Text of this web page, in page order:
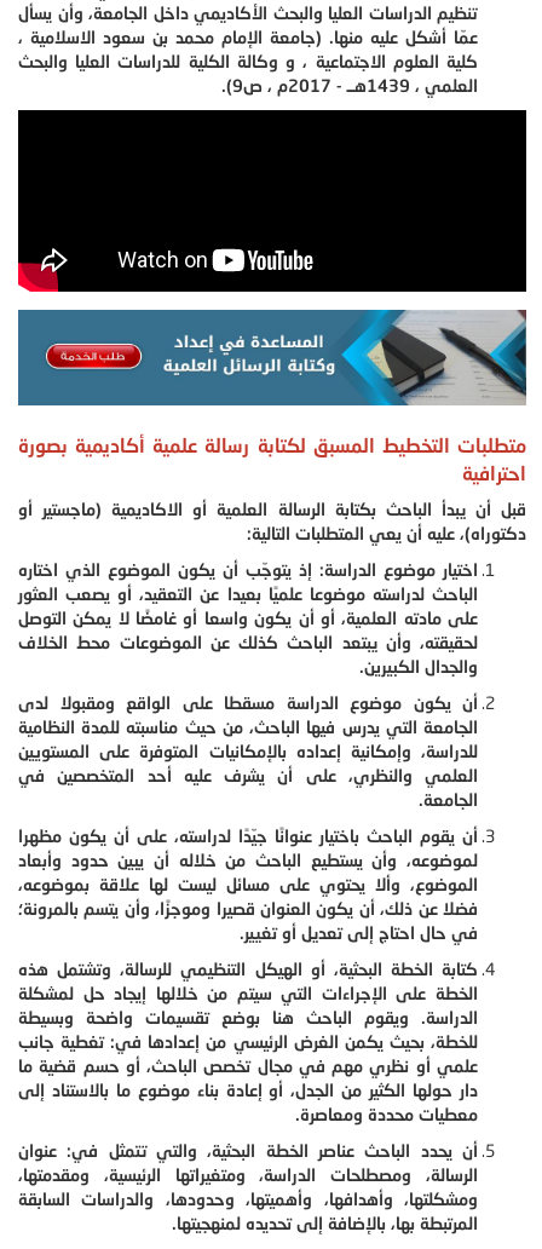
تنظيم الدراسات العليا والبحث الأكاديمي داخل الجامعة، وأن يسأل
عمّا أشكل عليه منها. (جامعة الإمام محمد بن سعود الاسلامية ،
كلية العلوم الاجتماعية ، و وكالة الكلية للدراسات العليا والبحث
العلمي ، 1439هــ - 2017م ، ص9).
متطلبات التخطيط المسبق لكتابة رسالة علمية أكاديمية بصورة
احترافية
قبل أن يبدأ الباحث بكتابة الرسالة العلمية أو الاكاديمية (ماجستير أو
دكتوراه)، عليه أن يعي المتطلبات التالية:
اختيار موضوع الدراسة: إذ يتوجّب أن يكون الموضوع الذي اختاره
الباحث لدراسته موضوعا علميًا بعيدا عن التعقيد، أو يصعب العثور
على مادته العلمية، أو أن يكون واسعا أو غامضًا لا يمكن التوصل
لحقيقته، وأن يبتعد الباحث كذلك عن الموضوعات محط الخلاف
والجدال الكبيرين.
أن يكون موضوع الدراسة مسقطا على الواقع ومقبولا لدى
الجامعة التي يدرس فيها الباحث، من حيث مناسبته للمدة النظامية
للدراسة، وإمكانية إعداده بالإمكانيات المتوفرة على المستويين
العلمي والنظري، على أن يشرف عليه أحد المتخصصين في
الجامعة.
أن يقوم الباحث باختيار عنوانًا جيّدًا لدراسته، على أن يكون مظهرا
لموضوعه، وأن يستطيع الباحث من خلاله أن يبين حدود وأبعاد
الموضوع، وألا يحتوي على مسائل ليست لها علاقة بموضوعه،
فضلا عن ذلك، أن يكون العنوان قصيرا وموجزًا، وأن يتسم بالمرونة؛
في حال احتاج إلى تعديل أو تغيير.
كتابة الخطة البحثية، أو الهيكل التنظيمي للرسالة، وتشتمل هذه
الخطة على الإجراءات التي سيتم من خلالها إيجاد حل لمشكلة
الدراسة. ويقوم الباحث هنا بوضع تقسيمات واضحة وبسيطة
للخطة، بحيث يكمن الغرض الرئيسي من إعدادها في: تغطية جانب
علمي أو نظري مهم في مجال تخصص الباحث، أو حسم قضية ما
دار حولها الكثير من الجدل، أو إعادة بناء موضوع ما بالاستناد إلى
معطيات محددة ومعاصرة.
أن يحدد الباحث عناصر الخطة البحثية، والتي تتمثل في: عنوان
الرسالة، ومصطلحات الدراسة، ومتغيراتها الرئيسية، ومقدمتها،
ومشكلتها، وأهدافها، وأهميتها، وحدودها، والدراسات السابقة
المرتبطة بها، بالإضافة إلى تحديده لمنهجيتها.